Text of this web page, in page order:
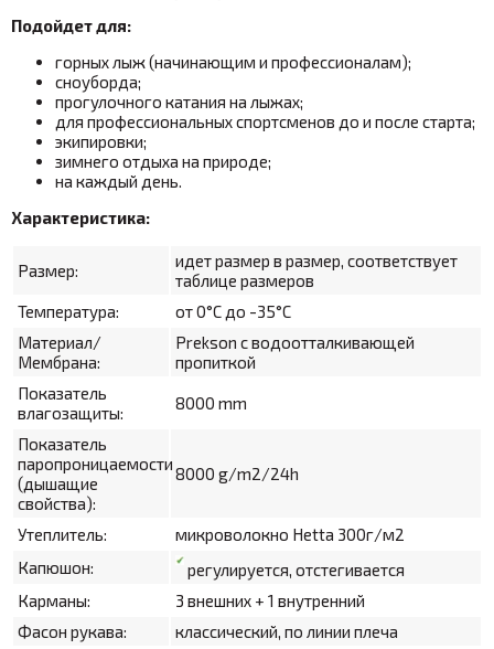
Подойдет для:
горных лыж (начинающим и профессионалам);
сноуборда;
прогулочного катания на лыжах;
для профессиональных спортсменов до и после старта;
экипировки;
зимнего отдыха на природе;
на каждый день.
Характеристика:
Размер:
идет размер в размер, соответствует
таблице размеров
Температура:
от 0°С до -35°С
Материал/
Мембрана:
Prekson с водоотталкивающей
пропиткой
Показатель
влагозащиты:
8000mm
Показатель
паропроницаемости
(дышащие
свойства):
8000g/m2/24h
Утеплитель:
микроволокно Hetta 300г/м2
Капюшон:
регулируется, отстегивается
Карманы:
3 внешних + 1 внутренний
Фасон рукава:
классический, по линии плеча